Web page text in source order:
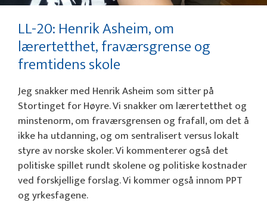
LL-20: Henrik Asheim, om
lærertetthet, fraværsgrense og
fremtidens skole
Jeg snakker med Henrik Asheim som sitter på
Stortinget for Høyre. Vi snakker om lærertetthet og
minstenorm, om fraværsgrensen og frafall, om det å
ikke ha utdanning, og om sentralisert versus lokalt
styre av norske skoler. Vi kommenterer også det
politiske spillet rundt skolene og politiske kostnader
ved forskjellige forslag. Vi kommer også innom PPT
og yrkesfagene.